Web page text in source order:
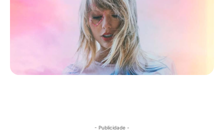
- Publicidade -